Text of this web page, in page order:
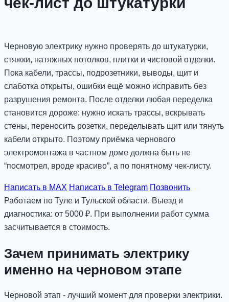
Черновую электрику нужно проверять до штукатурки,
стяжки, натяжных потолков, плитки и чистовой отделки.
Пока кабели, трассы, подрозетники, выводы, щит и
слаботка открыты, ошибки ещё можно исправить без
разрушения ремонта. После отделки любая переделка
становится дороже: нужно искать трассы, вскрывать
стены, переносить розетки, переделывать щит или тянуть
кабели открыто. Поэтому приёмка чернового
электромонтажа в частном доме должна быть не
“посмотрел, вроде красиво”, а по понятному чек-листу.
Написать в MAX Написать в Telegram Позвонить
Работаем по Туле и Тульской области. Выезд и
диагностика: от 5000 ₽. При выполнении работ сумма
засчитывается в стоимость.
Зачем принимать электрику
именно на черновом этапе
Черновой этап - лучший момент для проверки электрики.